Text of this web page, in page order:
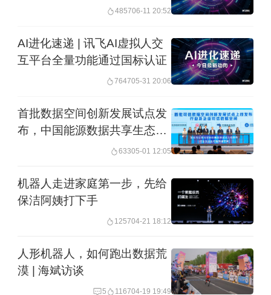
工智能创新发展”座谈会
485706-11 20:52
AI进化速递 | 讯飞AI虚拟人交
互平台全量功能通过国标认证
764705-31 20:06
首批数据空间创新发展试点发
布，中国能源数据共享生态加
63305-01 12:05
机器人走进家庭第一步，先给
保洁阿姨打下手
125704-21 18:12
人形机器人，如何跑出数据荒
漠 | 海斌访谈
5 116704-19 19:49